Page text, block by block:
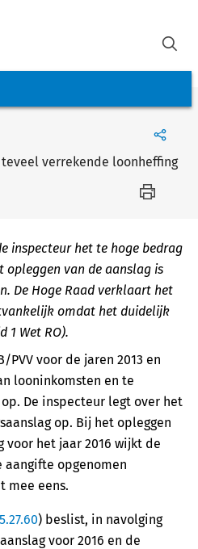
verrekende loonheffing
inspecteur het te hoge bedrag
van de aanslag is
De Hoge Raad verklaart het
omdat het duidelijk
1 Wet RO).
voor de jaren 2013 en
looninkomsten en te
De inspecteur legt over het
op. Bij het opleggen
het jaar 2016 wijkt de
opgenomen
mee eens.
) beslist, in navolging
voor 2016 en de